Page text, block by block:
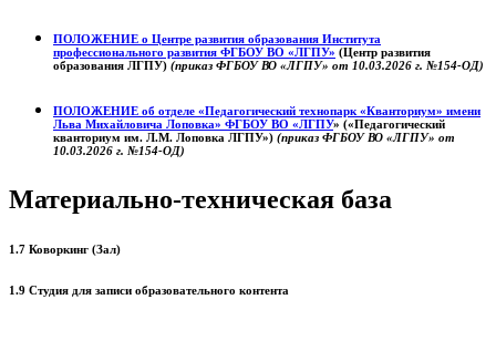
ПОЛОЖЕНИЕ о Центре развития образования Института
профессионального развития ФГБОУ ВО «ЛГПУ» (Центр развития
образования ЛГПУ) (приказ ФГБОУ ВО «ЛГПУ» от 10.03.2026 г. №154-ОД)
ПОЛОЖЕНИЕ об отделе «Педагогический технопарк «Кванториум» имени
Льва Михайловича Лоповка» ФГБОУ ВО «ЛГПУ» («Педагогический
кванториум им. Л.М. Лоповка ЛГПУ») (приказ ФГБОУ ВО «ЛГПУ» от
10.03.2026 г. №154-ОД)
Материально-техническая база
1.7 Коворкинг (Зал)
1.9 Студия для записи образовательного контента